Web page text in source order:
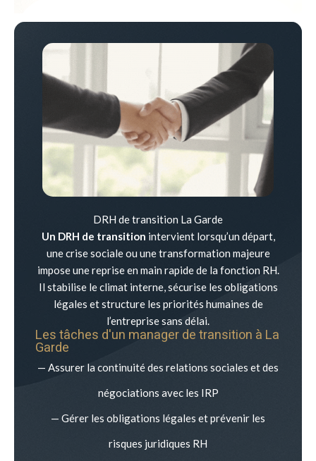
DRH de transition La Garde
Un DRH de transition intervient lorsqu’un départ,
une crise sociale ou une transformation majeure
impose une reprise en main rapide de la fonction RH.
Il stabilise le climat interne, sécurise les obligations
légales et structure les priorités humaines de
l’entreprise sans délai.
Les tâches d'un manager de transition à La
Garde
— Assurer la continuité des relations sociales et des
négociations avec les IRP
— Gérer les obligations légales et prévenir les
risques juridiques RH